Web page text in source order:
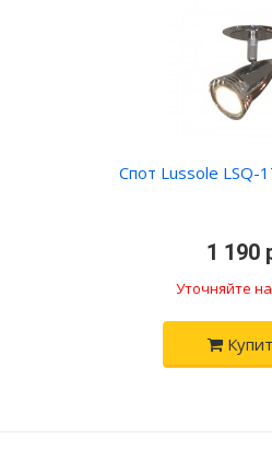
Спот Lussole LSQ-
1 190
Уточняйте